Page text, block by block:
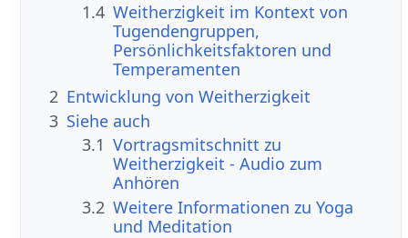
1.4 Weitherzigkeit im Kontext von
Tugendengruppen,
Persönlichkeitsfaktoren und
Temperamenten
2 Entwicklung von Weitherzigkeit
3 Siehe auch
3.1 Vortragsmitschnitt zu
Weitherzigkeit - Audio zum
Anhören
3.2 Weitere Informationen zu Yoga
und Meditation